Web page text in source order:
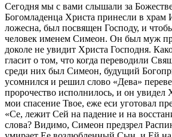
Сегодня мы с вами слышали за
Богомладенца Христа принесли в храм
ложесна, был посвящен Господу, и
человек именем Симеон. Он был муж
доколе не увидит Христа Господня.
гласит о том, что когда переводили
среди них был Симеон, будущий
усомнился и решил слово «Дева»
пророчество исполнилось, и он
мои спасение Твое, еже еси уготовал
«Се, лежит Сей на падение и на
слова? Видимо, Симеон предзрел